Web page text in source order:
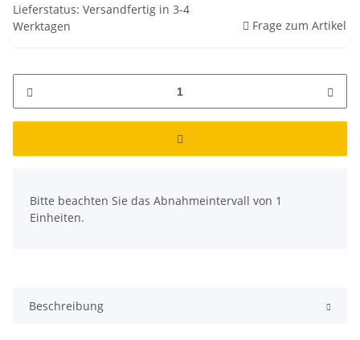
Lieferstatus: Versandfertig in 3-4
Werktagen
Frage zum Artikel
Bitte beachten Sie das Abnahmeintervall von 1
Einheiten.
Beschreibung